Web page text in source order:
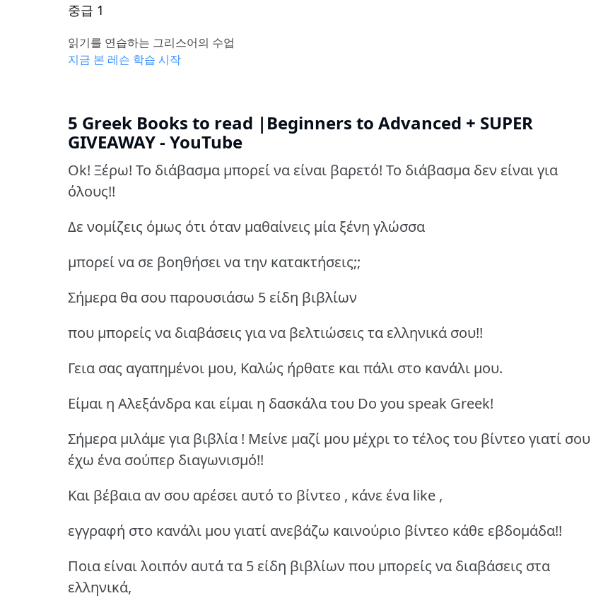
중급 1
읽기를 연습하는 그리스어의 수업
지금 본 레슨 학습 시작
5 Greek Books to read |Beginners to Advanced + SUPER
GIVEAWAY - YouTube
Ok! Ξέρω! Το διάβασμα μπορεί να είναι βαρετό! Το διάβασμα δεν είναι για
όλους!!
Δε νομίζεις όμως ότι όταν μαθαίνεις μία ξένη γλώσσα
μπορεί να σε βοηθήσει να την κατακτήσεις;;
Σήμερα θα σου παρουσιάσω 5 είδη βιβλίων
που μπορείς να διαβάσεις για να βελτιώσεις τα ελληνικά σου!!
Γεια σας αγαπημένοι μου, Καλώς ήρθατε και πάλι στο κανάλι μου.
Είμαι η Αλεξάνδρα και είμαι η δασκάλα του Do you speak Greek!
Σήμερα μιλάμε για βιβλία ! Μείνε μαζί μου μέχρι το τέλος του βίντεο γιατί σου
έχω ένα σούπερ διαγωνισμό!!
Και βέβαια αν σου αρέσει αυτό το βίντεο , κάνε ένα like ,
εγγραφή στο κανάλι μου γιατί ανεβάζω καινούριο βίντεο κάθε εβδομάδα!!
Ποια είναι λοιπόν αυτά τα 5 είδη βιβλίων που μπορείς να διαβάσεις στα
ελληνικά,